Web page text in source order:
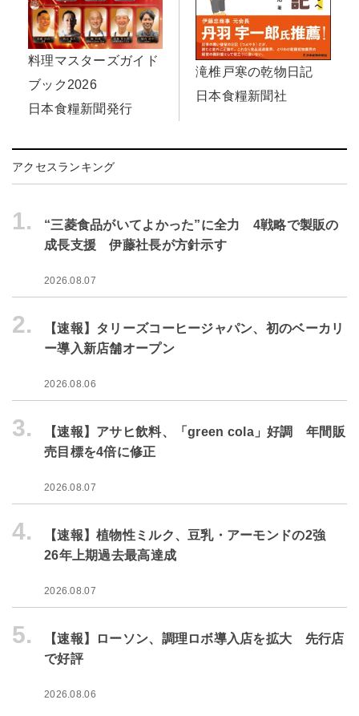
料理マスターズガイド
ブック2026
日本食糧新聞発行
滝椎戸寒の乾物日記
日本食糧新聞社
アクセスランキング
1.
“三菱食品がいてよかった”に全力 4戦略で製販の
成長支援 伊藤社長が方針示す
2026.08.07
2.
【速報】タリーズコーヒージャパン、初のベーカリ
ー導入新店舗オープン
2026.08.06
3.
【速報】アサヒ飲料、「green cola」好調 年間販
売目標を4倍に修正
2026.08.07
4.
【速報】植物性ミルク、豆乳・アーモンドの2強
26年上期過去最高達成
2026.08.07
5.
【速報】ローソン、調理ロボ導入店を拡大 先行店
で好評
2026.08.06